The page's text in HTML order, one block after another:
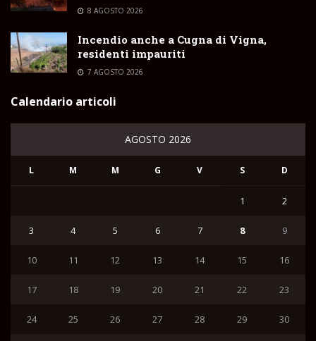
8 AGOSTO 2026
Incendio anche a Cugna di Vigna,
residenti impauriti
7 AGOSTO 2026
Calendario articoli
AGOSTO 2026
L M M G V S D
1 2
3 4 5 6 7 8 9
10 11 12 13 14 15 16
17 18 19 20 21 22 23
24 25 26 27 28 29 30